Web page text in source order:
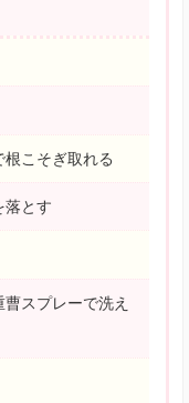
こそぎ取れる
落とす
スプレーで洗え